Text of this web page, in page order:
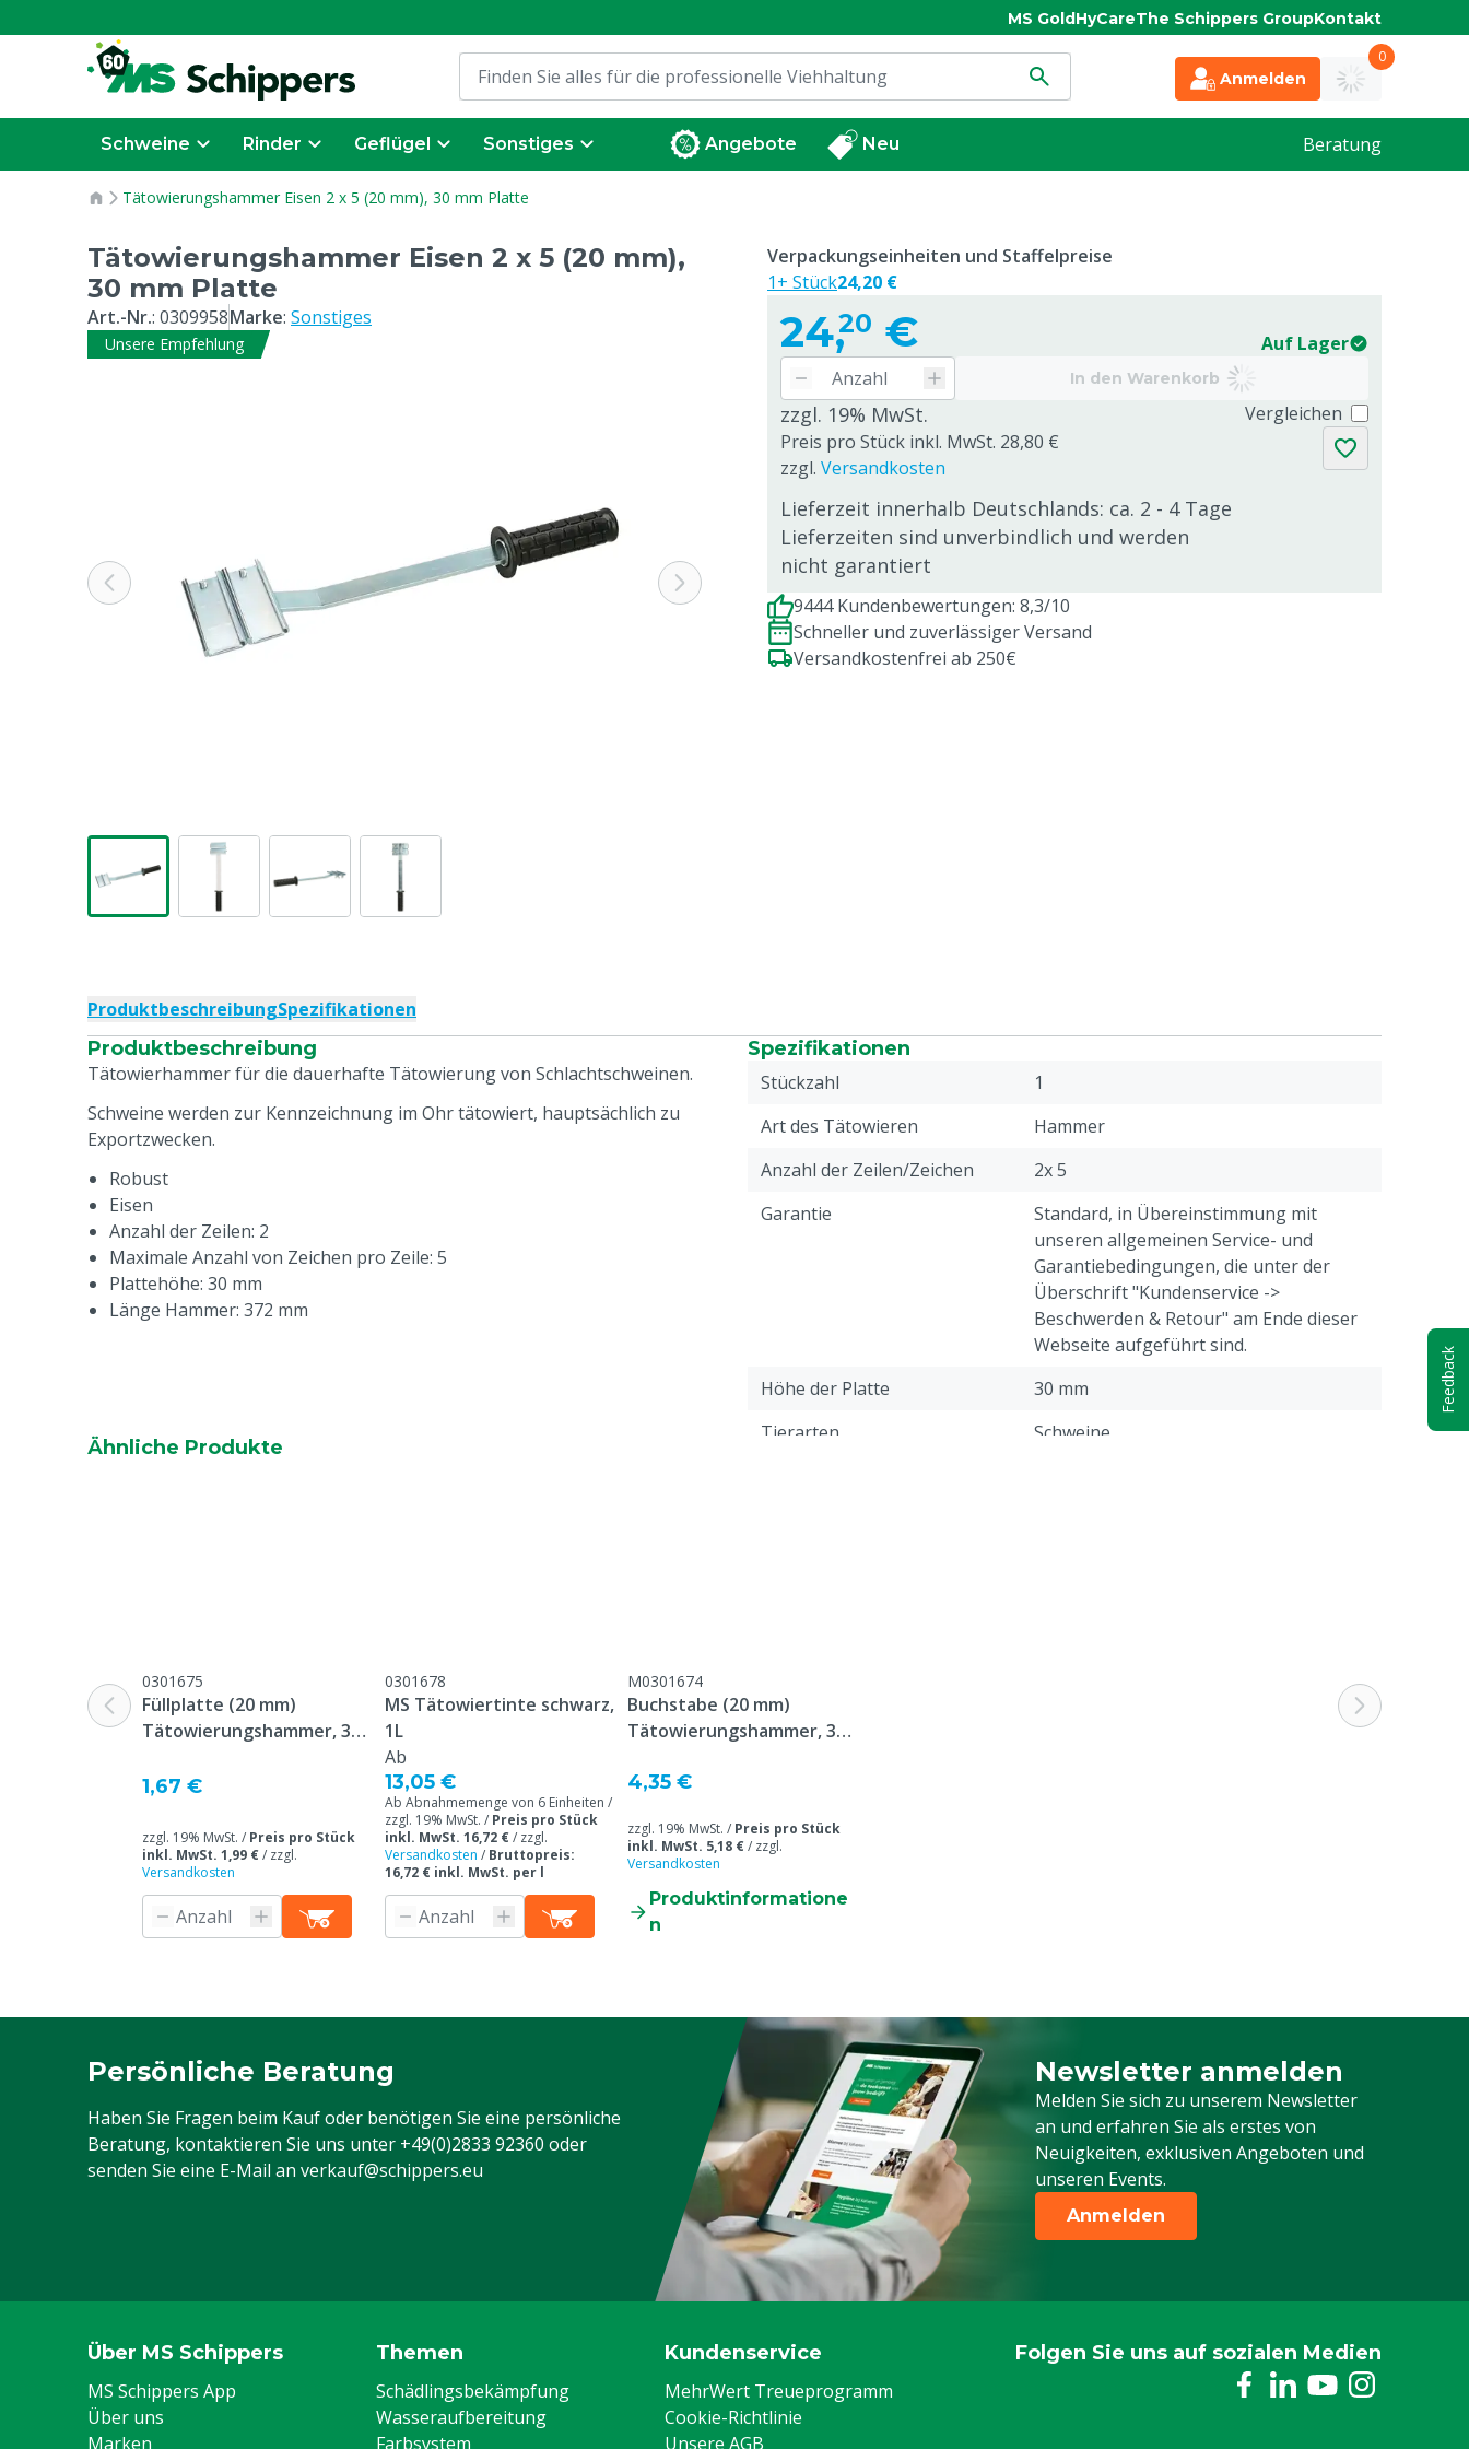
MS GoldHyCareThe Schippers GroupKontakt
Anmelden
0
Schweine Rinder Geflügel Sonstiges Angebote Neu Beratung
Tätowierungshammer Eisen 2 x 5 (20 mm), 30 mm Platte
Tätowierungshammer Eisen 2 x 5 (20 mm),
30 mm Platte
Art.-Nr.: 0309958Marke: Sonstiges
Unsere Empfehlung 24,20 € Auf Lager
In den Warenkorb
zzgl. 19% MwSt.
Preis pro Stück inkl. MwSt. 28,80 €
zzgl. Versandkosten
Lieferzeit innerhalb Deutschlands: ca. 2 - 4 Tage
Lieferzeiten sind unverbindlich und werden
nicht garantiert
Vergleichen
Verpackungseinheiten und Staffelpreise
1+ Stück24,20 €
9444 Kundenbewertungen: 8,3/10
Schneller und zuverlässiger Versand
Versandkostenfrei ab 250€
ProduktbeschreibungSpezifikationen
Produktbeschreibung
Tätowierhammer für die dauerhafte Tätowierung von Schlachtschweinen.
Schweine werden zur Kennzeichnung im Ohr tätowiert, hauptsächlich zu
Exportzwecken.
Robust
Eisen
Anzahl der Zeilen: 2
Maximale Anzahl von Zeichen pro Zeile: 5
Plattehöhe: 30 mm
Länge Hammer: 372 mm
Spezifikationen
Stückzahl
1
Art des Tätowieren
Hammer
Anzahl der Zeilen/Zeichen
2x 5
Garantie
Standard, in Übereinstimmung mit
unseren allgemeinen Service- und
Garantiebedingungen, die unter der
Überschrift "Kundenservice ->
Beschwerden & Retour" am Ende dieser
Webseite aufgeführt sind.
Höhe der Platte
30 mm
Tierarten
Schweine
Ähnliche Produkte
0301675
Füllplatte (20 mm)
Tätowierungshammer, 30
1,67 €
zzgl. 19% MwSt. / Preis pro Stück
inkl. MwSt. 1,99 €/ zzgl.
Versandkosten
0301678
MS Tätowiertinte schwarz,
1L
Ab
13,05 €
Ab Abnahmemenge von 6 Einheiten /
zzgl. 19% MwSt. / Preis pro Stück
inkl. MwSt. 16,72 €/ zzgl.
Versandkosten / Bruttopreis:
16,72 € inkl. MwSt. per l
M0301674
Buchstabe (20 mm)
Tätowierungshammer, 30
4,35 €
zzgl. 19% MwSt. / Preis pro Stück
inkl. MwSt. 5,18 €/ zzgl.
Versandkosten
Produktinformatione
n
Persönliche Beratung
Haben Sie Fragen beim Kauf oder benötigen Sie eine persönliche
Beratung, kontaktieren Sie uns unter +49(0)2833 92360 oder
senden Sie eine E-Mail an verkauf@schippers.eu
Newsletter anmelden
Melden Sie sich zu unserem Newsletter
an und erfahren Sie als erstes von
Neuigkeiten, exklusiven Angeboten und
unseren Events.
Melden Sie sich für unseren Newsletter
Anmelden
Über MS Schippers
MS Schippers App
Über uns
Marken
Themen
Schädlingsbekämpfung
Wasseraufbereitung
Farbsystem
Kundenservice
MehrWert Treueprogramm
Cookie-Richtlinie
Unsere AGB
Folgen Sie uns auf sozialen Medien
Feedback